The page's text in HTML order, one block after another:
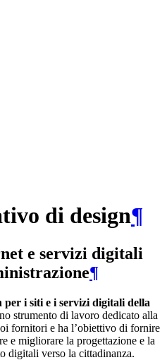
di design¶
e servizi digitali
¶
i siti e i servizi digitali della
strumento di lavoro dedicato alla
fornitori e ha l’obiettivo di fornire
e migliorare la progettazione e la
digitali verso la cittadinanza.